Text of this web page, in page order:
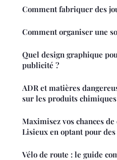
Comment fabriquer des
Comment organiser une
Quel design graphique
publicité ?
ADR et matières
sur les produits
Maximisez vos chances
Lisieux en optant pour
Vélo de route : le guide